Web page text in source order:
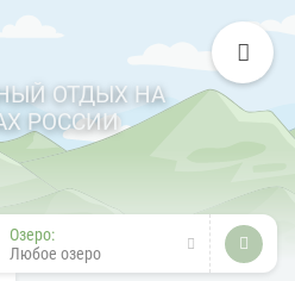
ОТДЫХ НА
РОССИИ
Озеро:
Любое озеро